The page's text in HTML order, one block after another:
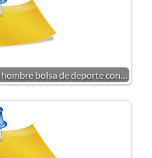
bolsa de deporte con…